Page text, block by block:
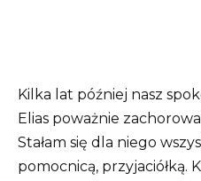
Kilka lat później nasz
Elias poważnie
Stałam się dla niego
pomocnicą, przyjaciółką.